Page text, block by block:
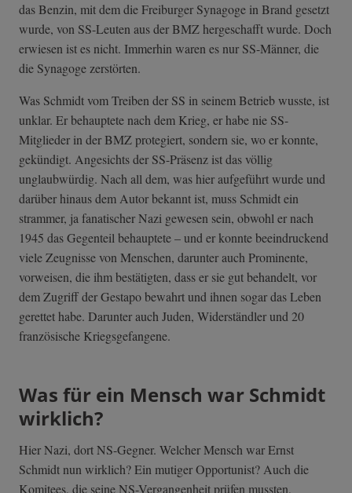
das Benzin, mit dem die Freiburger Synagoge in Brand gesetzt
wurde, von SS-Leuten aus der BMZ hergeschafft wurde. Doch
erwiesen ist es nicht. Immerhin waren es nur SS-Männer, die
die Synagoge zerstörten.
Was Schmidt vom Treiben der SS in seinem Betrieb wusste, ist
unklar. Er behauptete nach dem Krieg, er habe nie SS-
Mitglieder in der BMZ protegiert, sondern sie, wo er konnte,
gekündigt. Angesichts der SS-Präsenz ist das völlig
unglaubwürdig. Nach all dem, was hier aufgeführt wurde und
darüber hinaus dem Autor bekannt ist, muss Schmidt ein
strammer, ja fanatischer Nazi gewesen sein, obwohl er nach
1945 das Gegenteil behauptete – und er konnte beeindruckend
viele Zeugnisse von Menschen, darunter auch Prominente,
vorweisen, die ihm bestätigten, dass er sie gut behandelt, vor
dem Zugriff der Gestapo bewahrt und ihnen sogar das Leben
gerettet habe. Darunter auch Juden, Widerständler und 20
französische Kriegsgefangene.
Was für ein Mensch war Schmidt
wirklich?
Hier Nazi, dort NS-Gegner. Welcher Mensch war Ernst
Schmidt nun wirklich? Ein mutiger Opportunist? Auch die
Komitees, die seine NS-Vergangenheit prüfen mussten,